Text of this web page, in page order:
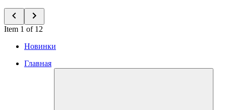
Item 1 of 12
Новинки
Главная